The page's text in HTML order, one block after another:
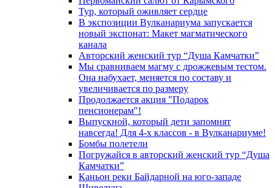
Тур, который оживляет сердце
В экспозиции Вулканариума запускается
новый экспонат: Макет магматического
канала
Авторский женский тур “Душа Камчатки”
Мы сравниваем магму с дрожжевым тестом.
Она набухает, меняется по составу и
увеличивается по размеру
Продолжается акция "Подарок
пенсионерам"!
Выпускной, который дети запомнят
навсегда! Для 4-х классов - в Вулканариуме!
Бомбы полетели
Погружайся в авторский женский тур “Душа
Камчатки”
Каньон реки Байдарной на юго-западе